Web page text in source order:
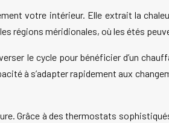
votre intérieur. Elle extrait la
régions méridionales, où les étés
le cycle pour bénéficier d’un
à s’adapter rapidement aux
Grâce à des thermostats